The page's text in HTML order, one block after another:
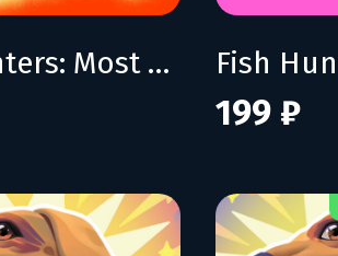
Fish Hunters: Most Lethal Fishing Simulator
199 ₽